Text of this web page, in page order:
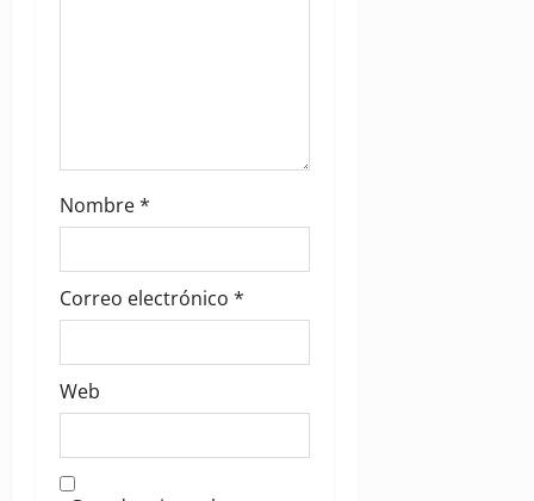
Nombre*
Correo electrónico *
Web